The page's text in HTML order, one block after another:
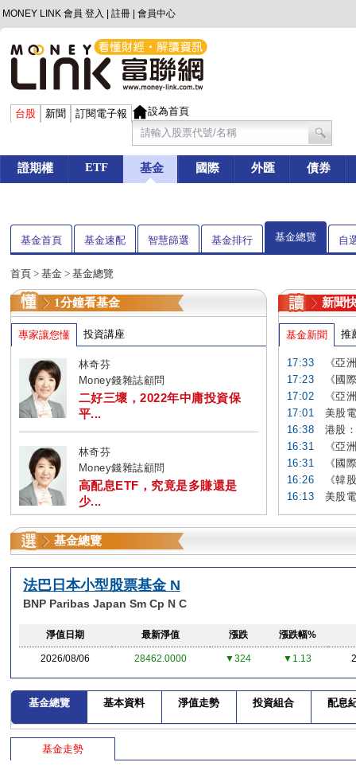
MONEY LINK 會員 登入 註冊 會員中心
台股 新聞 訂閱電子報 設為首頁
證期權 ETF 基金 國際 外匯 債券
基金首頁 基金速配 智慧篩選 基金排行 基金總覽 自
首頁 > 基金 > 基金總覽
1分鐘看基金
專家讓您懂 投資講座
林奇芬
Money錢雜誌顧問
二好三壞，2022年中庸投資保
平...
林奇芬
Money錢雜誌顧問
高配息ETF，究竟是多賺還是
少...
新聞
基金新聞 推
17:33
《亞
17:23
《國
17:02
《亞
17:01
美股
16:38
港股
16:31
《亞
16:31
《國
16:26
《韓
16:13
美股
基金總覽
法巴日本小型股票基金 N
BNP Paribas Japan Sm Cp N C
淨值日期 最新淨值 漲跌 漲跌幅%
2026/08/06 28462.0000 ▼324 ▼1.13
基金總覽 基本資料 淨值走勢 投資組合 配息
基金走勢